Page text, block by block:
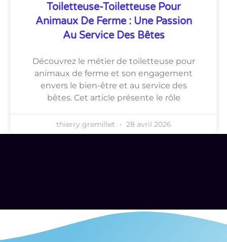
Toiletteuse-Toiletteuse Pour
Animaux De Ferme : Une Passion
Au Service Des Bêtes
Découvrez le métier de toiletteuse pour
animaux de ferme et son engagement
envers le bien-être et au service des
bêtes. Cet article présente le rôle
thierry gremillet 28 avril 2026